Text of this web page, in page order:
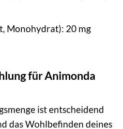
Monohydrat): 20 mg
für Animonda
ist entscheidend
das Wohlbefinden deines